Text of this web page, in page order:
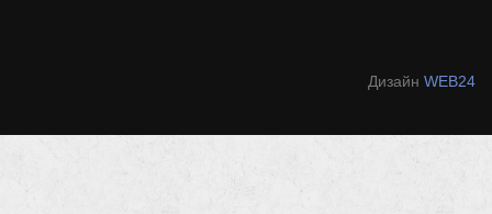
Дизайн WEB24